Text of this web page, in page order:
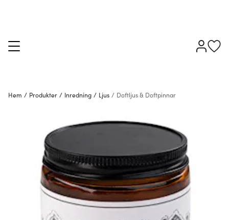
Hem / Produkter / Inredning / Ljus / Doftljus & Doftpinnar